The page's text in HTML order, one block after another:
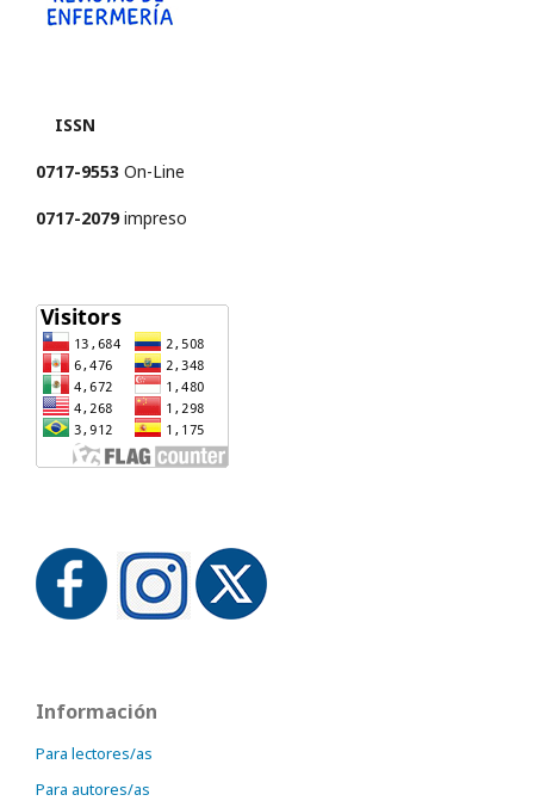
ISSN
0717-9553 On-Line
0717-2079impreso
Información
Para lectores/as
Para autores/as